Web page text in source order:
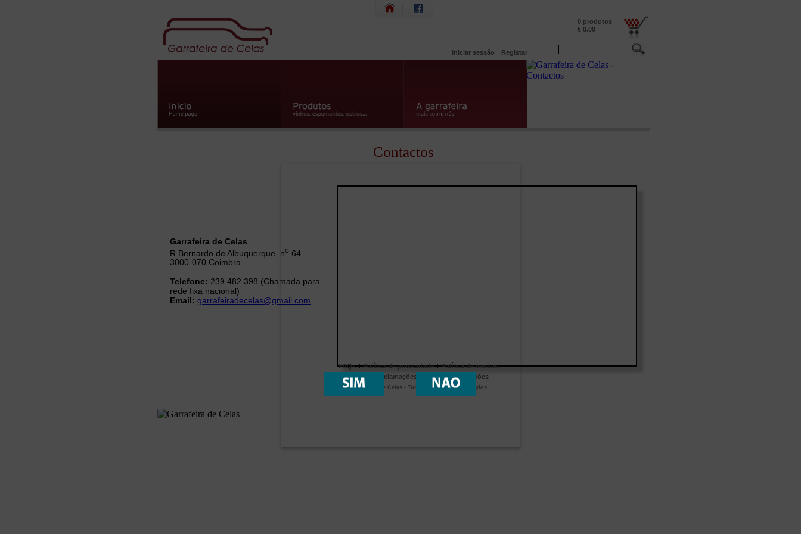
Iniciar sessão | Registar
0 produtos
€ 0.00
Contactos
Garrafeira de Celas
R.Bernardo de Albuquerque, no 64
3000-070 Coimbra
Telefone: 239 482 398 (Chamada para
rede fixa nacional)
Email: garrafeiradecelas@gmail.com
FAQs:Política de privacidade:Política de vendas
Livro de Reclamações: Termos e Condições
Garrafeira de Celas - Todos os direitos reservados